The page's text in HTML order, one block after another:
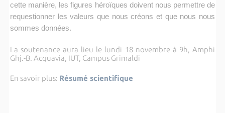
cette manière, les figures héroïques doivent nous permettre de
requestionner les valeurs que nous créons et que nous nous
sommes données.
La soutenance aura lieu le lundi 18 novembre à 9h, Amphi
Ghj.-B. Acquavia, IUT, Campus Grimaldi
En savoir plus: Résumé scientifique